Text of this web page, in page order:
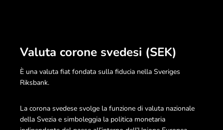
Valuta corone svedesi (SEK)
È una valuta fiat fondata sulla fiducia nella Sveriges
Riksbank.
La corona svedese svolge la funzione di valuta nazionale
della Svezia e simboleggia la politica monetaria